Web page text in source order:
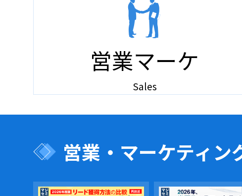
営業マーケ
Sales
営業・マーケティン